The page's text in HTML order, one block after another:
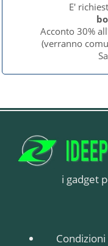
E'
Acconto 30%
(verranno
i gadget